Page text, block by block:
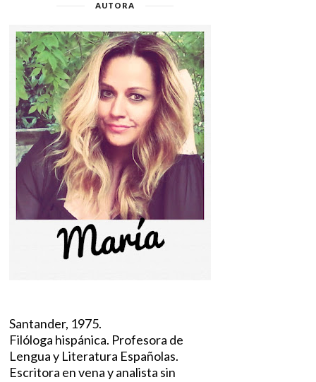
AUTORA
Santander, 1975.
Filóloga hispánica. Profesora de
Lengua y Literatura Españolas.
Escritora en vena y analista sin